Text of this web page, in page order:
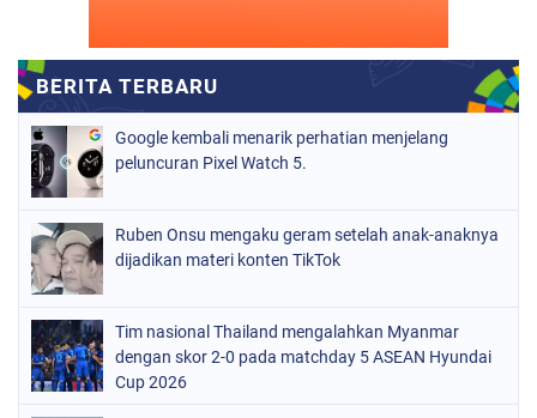
Google kembali menarik perhatian menjelang
peluncuran Pixel Watch 5.
Ruben Onsu mengaku geram setelah anak-anaknya
dijadikan materi konten TikTok
Tim nasional Thailand mengalahkan Myanmar
dengan skor 2-0 pada matchday 5 ASEAN Hyundai
Cup 2026